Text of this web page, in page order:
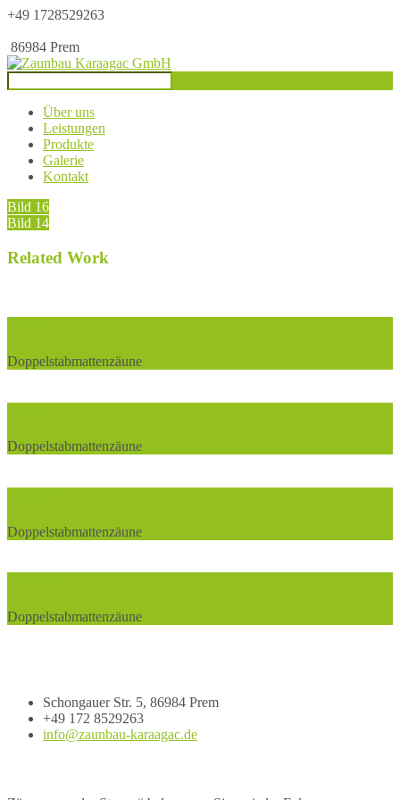
+49 1728529263
86984 Prem
Über uns
Leistungen
Produkte
Galerie
Kontakt
Bild 16
Bild 14
Related Work
Doppelstabmattenzäune
Doppelstabmattenzäune
Doppelstabmattenzäune
Doppelstabmattenzäune
Schongauer Str. 5, 86984 Prem
+49 172 8529263
info@zaunbau-karaagac.de